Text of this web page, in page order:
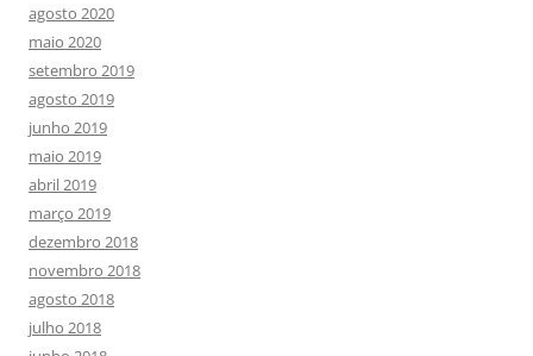
agosto 2020
maio 2020
setembro 2019
agosto 2019
junho 2019
maio 2019
abril 2019
março 2019
dezembro 2018
novembro 2018
agosto 2018
julho 2018